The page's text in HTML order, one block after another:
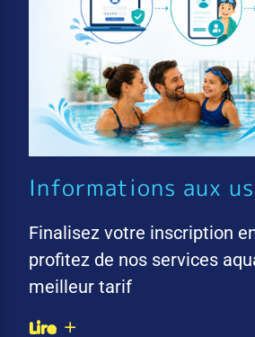
Informations aux
Finalisez votre inscription
profitez de nos services
meilleur tarif
Lire